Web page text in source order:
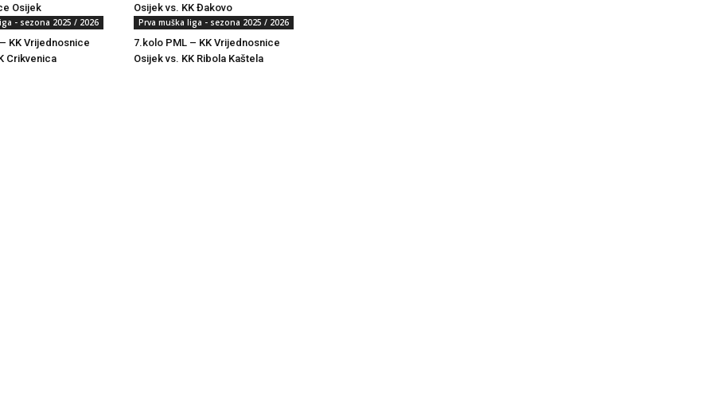
Osijek
Osijek vs. KK Đakovo
- sezona 2025 / 2026
KK Vrijednosnice
Crikvenica
Prva muška liga - sezona 2025 / 2026
7.kolo PML – KK Vrijednosnice
Osijek vs. KK Ribola Kaštela